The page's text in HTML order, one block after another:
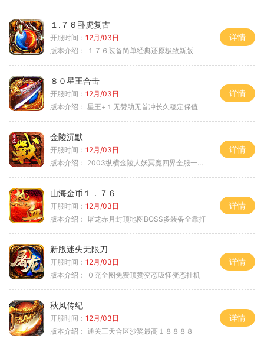
１.７６卧虎复古
开服时间： 12月/03日
版本介绍：
１７６装备简单经典还原极致新版
详情
８０星王合击
开服时间： 12月/03日
版本介绍： 星王+１无赞助无首冲长久稳定保值
详情
金陵沉默
开服时间： 12月/03日
版本介绍： 2003纵横金陵人妖冥魔四界全服一切靠
详情
山海金币１．７６
开服时间： 12月/03日
版本介绍：
屠龙赤月封顶地图BOSS多装备全靠打
详情
新版迷失无限刀
开服时间： 12月/03日
版本介绍：
０充全图免费顶赞变态吸怪变态挂机
详情
秋风传纪
开服时间： 12月/03日
版本介绍： 通关三天合区沙奖最高１８８８８
详情